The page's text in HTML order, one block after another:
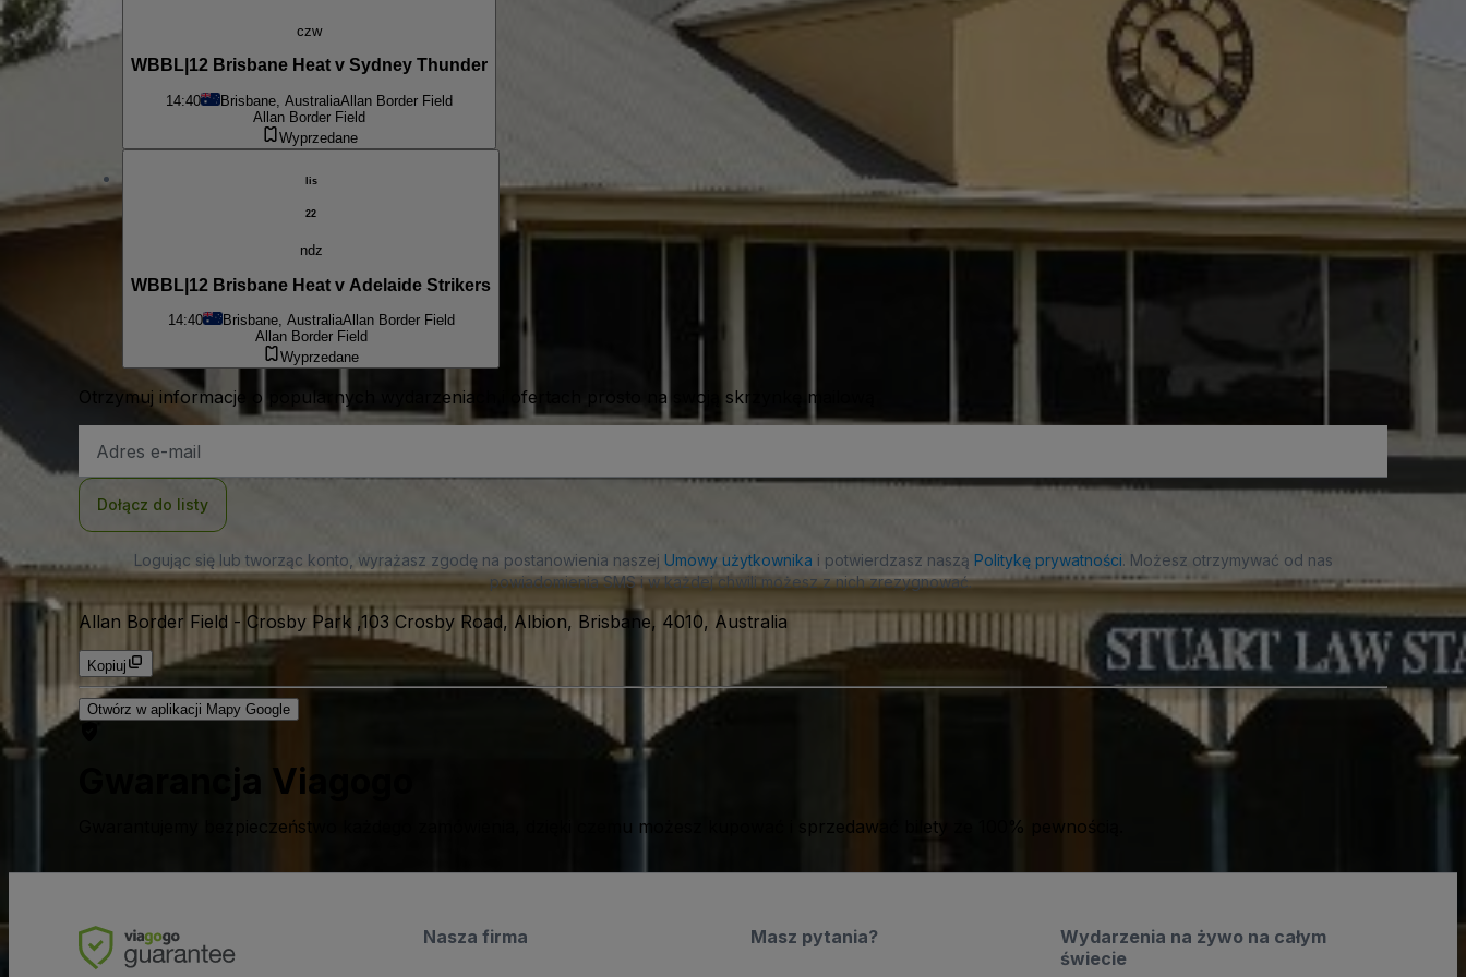
czw
WBBL|12 Brisbane Heat v Sydney Thunder
14:40 Brisbane, AustraliaAllan Border Field
Allan Border Field
Wyprzedane
lis
22
ndz
WBBL|12 Brisbane Heat v Adelaide Strikers
14:40 Brisbane, AustraliaAllan Border Field
Allan Border Field
Wyprzedane
Otrzymuj informacje o popularnych wydarzeniach i ofertach prosto na swoją skrzynkę mailową
e-
Dołącz do listy
Logując się lub tworząc konto, wyrażasz zgodę na postanowienia naszej Umowy użytkownika i potwierdzasz naszą Politykę prywatności. Możesz otrzymywać od nas
powiadomienia SMS i w każdej chwili możesz z nich zrezygnować.
Allan Border Field - Crosby Park ,103 Crosby Road, Albion, Brisbane, 4010, Australia
Kopiuj
Otwórz w aplikacji Mapy Google
Gwarancja Viagogo
Gwarantujemy bezpieczeństwo każdego zamówienia, dzięki czemu możesz kupować i sprzedawać bilety ze 100% pewnością.
Wydarzenia na żywo na całym
świecie
Nasza firma Masz pytania?